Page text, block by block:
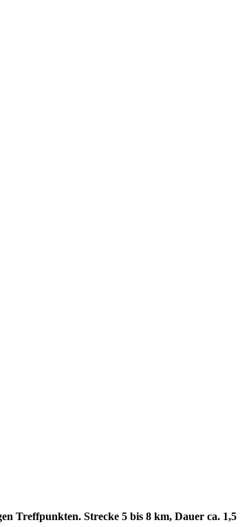
Treffpunkten. Strecke 5 bis 8 km, Dauer ca. 1,5